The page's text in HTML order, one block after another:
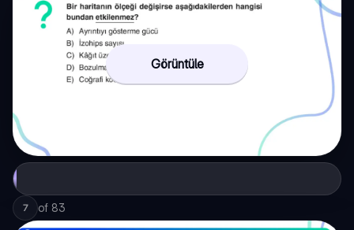
Görüntüle
7 of 83